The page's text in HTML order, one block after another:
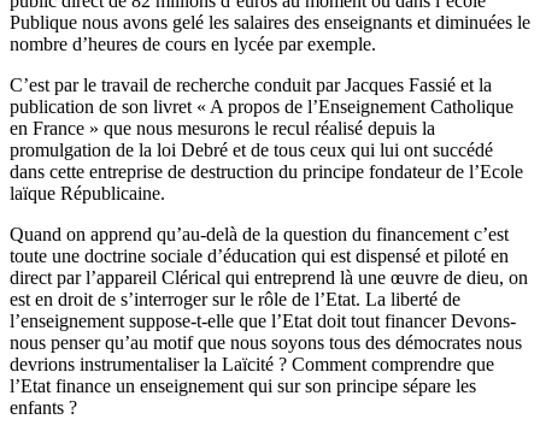
Publique nous avons gelé les salaires des enseignants et diminuées le
nombre d’heures de cours en lycée par exemple.
C’est par le travail de recherche conduit par Jacques Fassié et la
publication de son livret « A propos de l’Enseignement Catholique
en France » que nous mesurons le recul réalisé depuis la
promulgation de la loi Debré et de tous ceux qui lui ont succédé
dans cette entreprise de destruction du principe fondateur de l’Ecole
laïque Républicaine.
Quand on apprend qu’au-delà de la question du financement c’est
toute une doctrine sociale d’éducation qui est dispensé et piloté en
direct par l’appareil Clérical qui entreprend là une œuvre de dieu, on
est en droit de s’interroger sur le rôle de l’Etat. La liberté de
l’enseignement suppose-t-elle que l’Etat doit tout financer Devons-
nous penser qu’au motif que nous soyons tous des démocrates nous
devrions instrumentaliser la Laïcité ? Comment comprendre que
l’Etat finance un enseignement qui sur son principe sépare les
enfants ?